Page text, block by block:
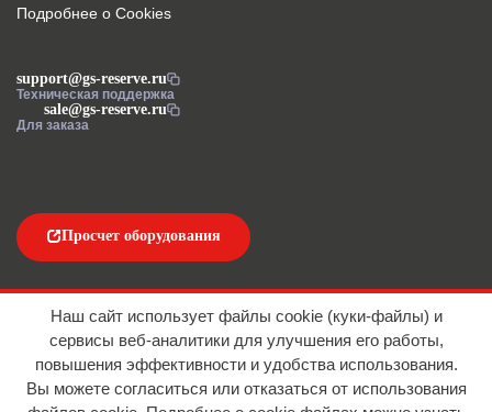
support@gs-reserve.ru
Техническая поддержка
sale@gs-reserve.ru
Для заказа
Просчет оборудования
Подробнее о Cookies
Наш сайт использует файлы cookie (куки-файлы) и
сервисы веб-аналитики для улучшения его работы,
повышения эффективности и удобства использования.
Вы можете согласиться или отказаться от использования